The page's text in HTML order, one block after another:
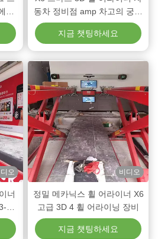
서
빠
동차 정비점 amp 차고의 궁극
적인 도구
지금 챗팅하세요
오
너
24
휠
본
비디오
정밀 메카닉스 휠 어라이너 X6
고급 3D 4 휠 어라이닝 장비
지금 챗팅하세요